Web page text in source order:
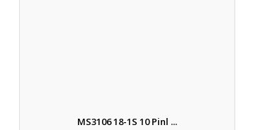
MS3106 18-1S 10 Pinl ...